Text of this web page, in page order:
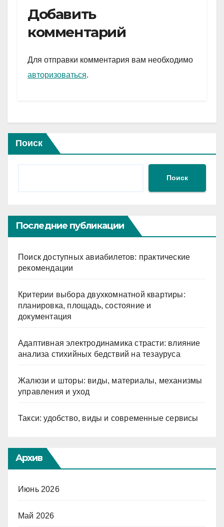
e
gr
a
m
er
s
A
p
и
Добавить
комментарий
Для отправки комментария вам необходимо
авторизоваться.
Поиск
Поиск
Последние публикации
Поиск доступных авиабилетов: практические
рекомендации
Критерии выбора двухкомнатной квартиры:
планировка, площадь, состояние и
документация
Адаптивная электродинамика страсти: влияние
анализа стихийных бедствий на тезауруса
Жалюзи и шторы: виды, материалы, механизмы
управления и уход
Такси: удобство, виды и современные сервисы
Архив
Июнь 2026
Май 2026